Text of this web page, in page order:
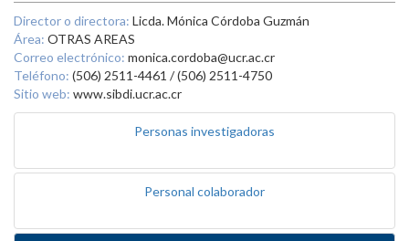
Director o directora: Licda. Mónica Córdoba Guzmán
Área: OTRAS AREAS
Correo electrónico: monica.cordoba@ucr.ac.cr
Teléfono: (506) 2511-4461 / (506) 2511-4750
Sitio web: www.sibdi.ucr.ac.cr
Personas investigadoras
Personal colaborador